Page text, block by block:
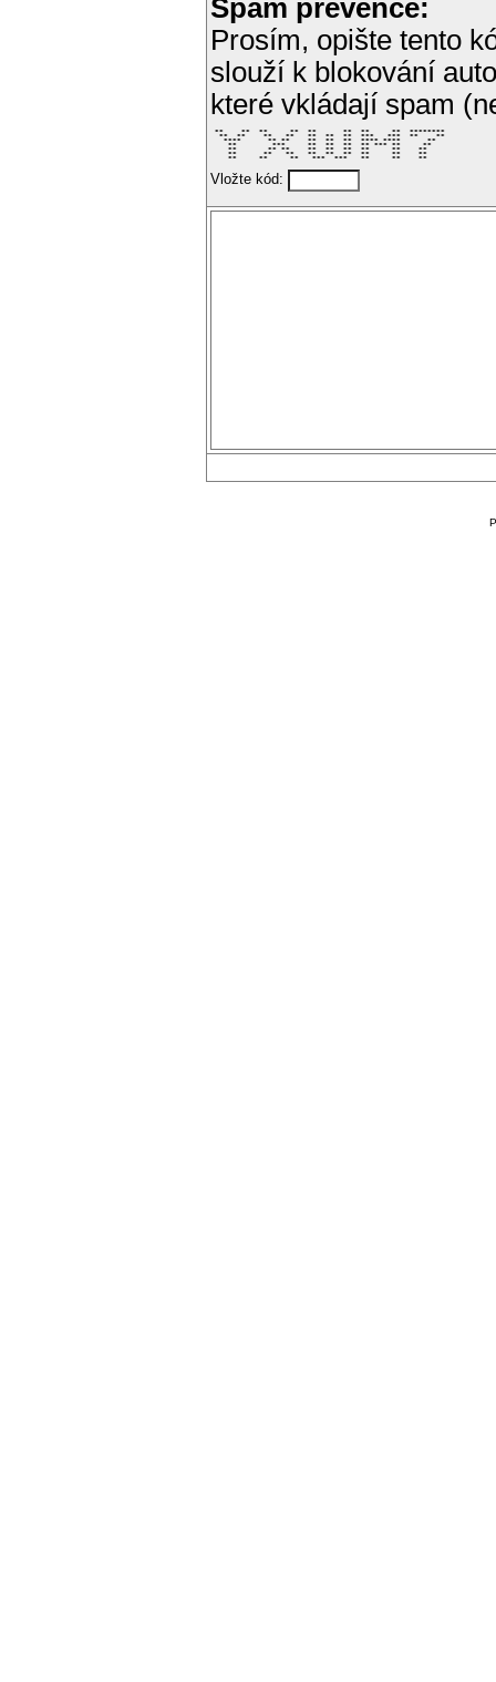
Spam prevence:
Prosím, opište tento
slouží k blokování
které vkládají spam
**    **  **     **  **      **  **     **  ********
  **  **    **   **   **  **  **  ***   ***  **    **
   ****      ** **    **  **  **  **** ****      **
    **        ***     **  **  **  ** *** **     **
    **       ** **    **  **  **  **     **    **
    **      **   **   **  **  **  **     **    **
    **     **     **   ***  ***   **     **    **
Vložte kód: